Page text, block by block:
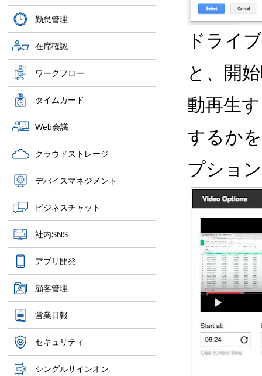
勤怠管理
在席確認
ワークフロー
タイムカード
Web会議
クラウドストレージ
デバイスマネジメント
ビジネスチャット
社内SNS
アプリ開発
顧客管理
営業日報
セキュリティ
シングルサインオン
ドライ
と、開
動再生
するか
プショ